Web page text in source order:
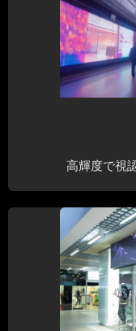
高輝度で視